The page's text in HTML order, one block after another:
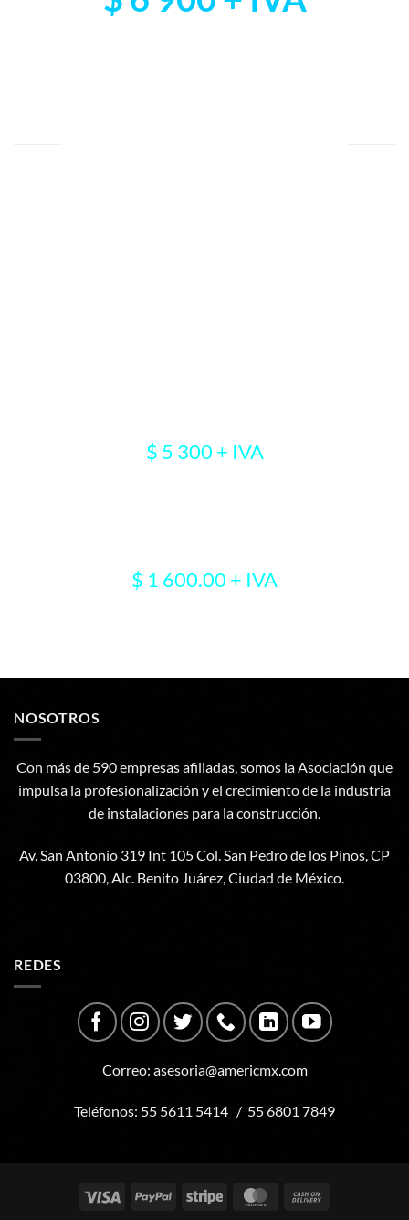
$ 5 300 + IVA
$ 1 600.00 + IVA
NOSOTROS
Con más de 590 empresas afiliadas, somos la Asociación que
impulsa la profesionalización y el crecimiento de la industria
de instalaciones para la construcción.
Av. San Antonio 319 Int 105 Col. San Pedro de los Pinos, CP
03800, Alc. Benito Juárez, Ciudad de México.
REDES
Correo: asesoria@americmx.com
Teléfonos: 55 5611 5414 / 55 6801 7849